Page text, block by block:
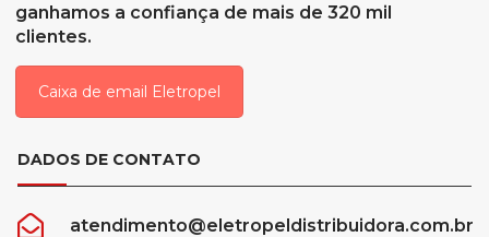
ganhamos a confiança de mais de 320 mil
clientes.
Caixa de email Eletropel
DADOS DE CONTATO
atendimento@eletropeldistribuidora.com.br